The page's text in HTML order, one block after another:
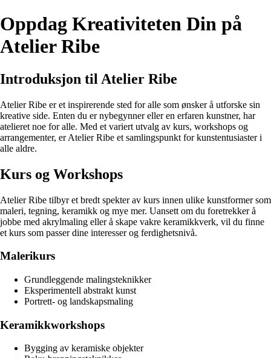
Oppdag Kreativiteten Din på
Atelier Ribe
Introduksjon til Atelier Ribe
Atelier Ribe er et inspirerende sted for alle som ønsker å utforske sin
kreative side. Enten du er nybegynner eller en erfaren kunstner, har
atelieret noe for alle. Med et variert utvalg av kurs, workshops og
arrangementer, er Atelier Ribe et samlingspunkt for kunstentusiaster i
alle aldre.
Kurs og Workshops
Atelier Ribe tilbyr et bredt spekter av kurs innen ulike kunstformer som
maleri, tegning, keramikk og mye mer. Uansett om du foretrekker å
jobbe med akrylmaling eller å skape vakre keramikkverk, vil du finne
et kurs som passer dine interesser og ferdighetsnivå.
Malerikurs
Grundleggende malingsteknikker
Eksperimentell abstrakt kunst
Portrett- og landskapsmaling
Keramikkworkshops
Bygging av keramiske objekter